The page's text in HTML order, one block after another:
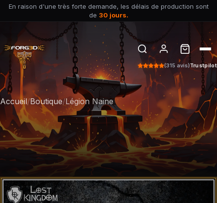
En raison d'une très forte demande, les délais de production sont
de 30 jours.
(315 avis)Trustpilot
Accueil/Boutique/Légion Naine